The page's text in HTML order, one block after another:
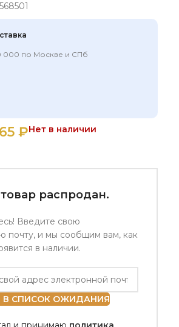
000 по Москве и СПб
₽Нет в наличии
распродан.
Введите свою
почту, и мы сообщим вам, как
в наличии.
В СПИСОК ОЖИДАНИЯ